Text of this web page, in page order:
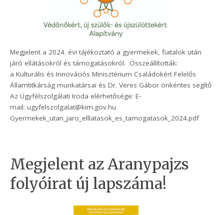
Megjelent a 2024. évi tájékoztató a gyermekek, fiatalok után
járó ellátásokról és támogatásokról. Összeállították:
a Kulturális és Innovációs Minisztérium Családokért Felelős
Államtitkárság munkatársai és Dr. Veres Gábor önkéntes segítő
Az Ügyfélszolgálati Iroda elérhetősége: E-
mail: ugyfelszolgalat@kim.gov.hu
Gyermekek_utan_jaro_elllatasok_es_tamogatasok_2024.pdf
Megjelent az Aranypajzs
folyóirat új lapszáma!